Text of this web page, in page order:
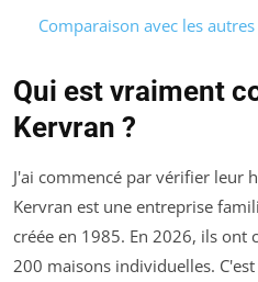
Comparaison avec les
Qui est vraiment
Kervran ?
J'ai commencé par vérifier leur
Kervran est une entreprise
créée en 1985. En 2026, ils ont
200 maisons individuelles.